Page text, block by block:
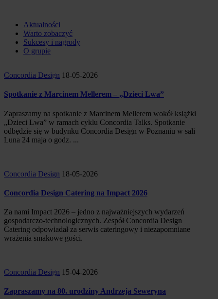
Aktualności
Warto zobaczyć
Sukcesy i nagrody
O grupie
Concordia Design 18-05-2026
Spotkanie z Marcinem Mellerem – „Dzieci Lwa”
Zapraszamy na spotkanie z Marcinem Mellerem wokół książki
„Dzieci Lwa” w ramach cyklu Concordia Talks. Spotkanie
odbędzie się w budynku Concordia Design w Poznaniu w sali
Luna 24 maja o godz. ...
Concordia Design 18-05-2026
Concordia Design Catering na Impact 2026
Za nami Impact 2026 – jedno z najważniejszych wydarzeń
gospodarczo-technologicznych. Zespół Concordia Design
Catering odpowiadał za serwis cateringowy i niezapomniane
wrażenia smakowe gości.
Concordia Design 15-04-2026
Zapraszamy na 80. urodziny Andrzeja Seweryna